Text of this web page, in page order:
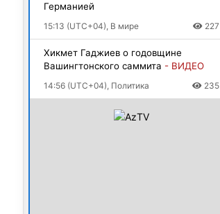
Германией
15:13 (UTC+04), В мире 227
Хикмет Гаджиев о годовщине
Вашингтонского саммита - ВИДЕО
14:56 (UTC+04), Политика 235